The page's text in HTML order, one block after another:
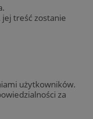
treść zostanie
użytkowników.
za